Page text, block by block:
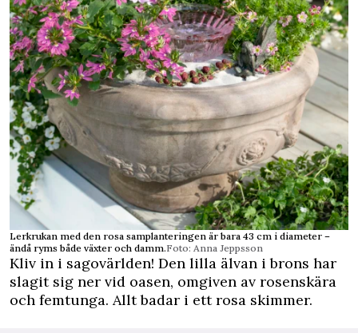
Lerkrukan med den rosa samplanteringen är bara 43 cm i diameter –
ändå ryms både växter och damm.Foto: Anna Jeppsson
Kliv in i sagovärlden! Den lilla älvan i brons har
slagit sig ner vid oasen, omgiven av rosenskära
och femtunga. Allt badar i ett rosa skimmer.